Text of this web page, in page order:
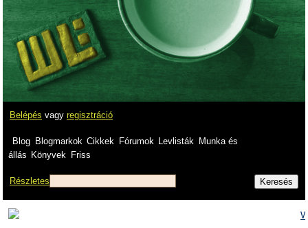
Belépés vagy regisztráció
Blog Blogmarkok Cikkek Fórumok Levlisták
Munka és
állás Könyvek Friss
Részletes